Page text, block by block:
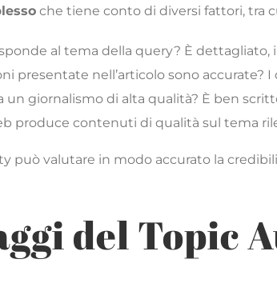
che tiene conto di diversi fattori, tra
al tema della query? È
presentate nell’articolo sono accurate?
un giornalismo di alta qualità? È ben
produce contenuti di qualità sul tema
può valutare in modo accurato la
del Topic